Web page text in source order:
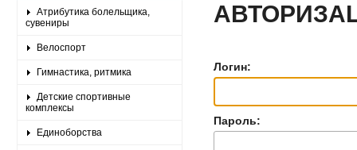
Атрибутика болельщика,
сувениры
Велоспорт
Гимнастика, ритмика
Детские спортивные
комплексы
Единоборства
Логин:
Пароль: